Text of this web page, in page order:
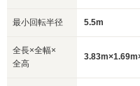
最小回転半径 5.5m
全長×全幅×
全高